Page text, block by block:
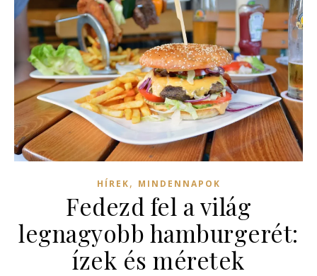
HÍREK, MINDENNAPOK
Fedezd fel a világ
legnagyobb hamburgerét:
ízek és méretek